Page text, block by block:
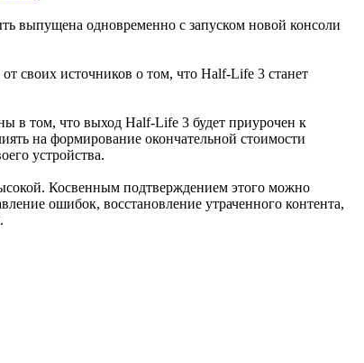
выпущена одновременно с запуском новой консоли
своих источников о том, что Half-Life 3 станет
в том, что выход Half-Life 3 будет приурочен к
на формирование окончательной стоимости
устройства.
Косвенным подтверждением этого можно
ошибок, восстановление утраченного контента,